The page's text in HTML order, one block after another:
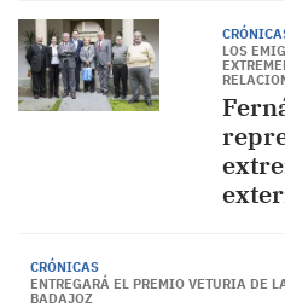
LOS
CRÓNICAS
ENTREGARÁ EL PREMIO VETURIA DE
BADAJOZ